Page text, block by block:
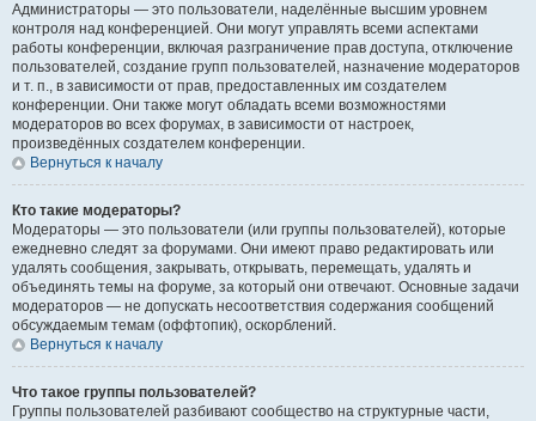
Администраторы — это пользователи, наделённые высшим уровнем
контроля над конференцией. Они могут управлять всеми аспектами
работы конференции, включая разграничение прав доступа, отключение
пользователей, создание групп пользователей, назначение модераторов
и т. п., в зависимости от прав, предоставленных им создателем
конференции. Они также могут обладать всеми возможностями
модераторов во всех форумах, в зависимости от настроек,
произведённых создателем конференции.
Вернуться к началу
Кто такие модераторы?
Модераторы — это пользователи (или группы пользователей), которые
ежедневно следят за форумами. Они имеют право редактировать или
удалять сообщения, закрывать, открывать, перемещать, удалять и
объединять темы на форуме, за который они отвечают. Основные задачи
модераторов — не допускать несоответствия содержания сообщений
обсуждаемым темам (оффтопик), оскорблений.
Вернуться к началу
Что такое группы пользователей?
Группы пользователей разбивают сообщество на структурные части,